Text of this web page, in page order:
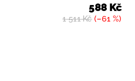
1 511 Kč(–61 %)
588 Kč